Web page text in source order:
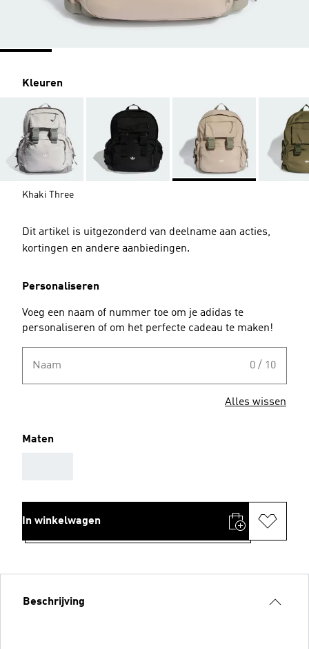
Kleuren
Khaki Three
Dit artikel is uitgezonderd van deelname aan acties,
kortingen en andere aanbiedingen.
Personaliseren
Voeg een naam of nummer toe om je adidas te
personaliseren of om het perfecte cadeau te maken!
Naam 0 / 10
Alles wissen
Maten
In winkelwagen
Beschrijving